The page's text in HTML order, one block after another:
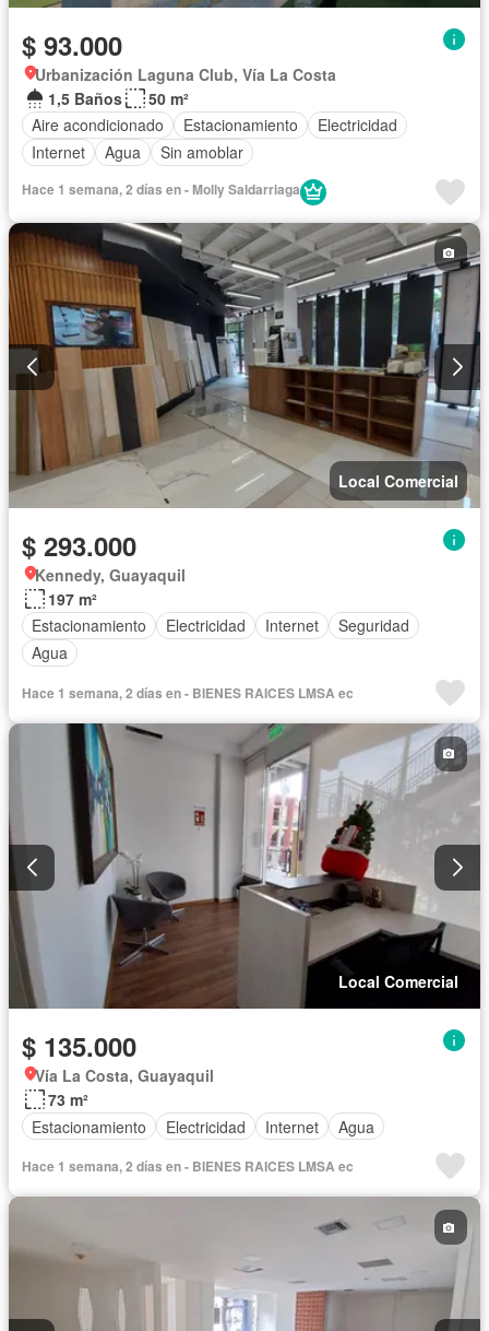
$ 93.000
Urbanización Laguna Club, Vía La Costa
1,5 Baños
50 m²
Aire acondicionado
Estacionamiento
Electricidad
Internet
Agua Sin amoblar
Hace 1 semana, 2 días en - Molly Saldarriaga
Local Comercial
$ 293.000
Kennedy, Guayaquil
197 m²
Estacionamiento
Electricidad Internet
Seguridad
Agua
Hace 1 semana, 2 días en - BIENES RAICES LMSA ec
Local Comercial
$ 135.000
Vía La Costa, Guayaquil
73 m²
Estacionamiento
Electricidad Internet Agua
Hace 1 semana, 2 días en - BIENES RAICES LMSA ec